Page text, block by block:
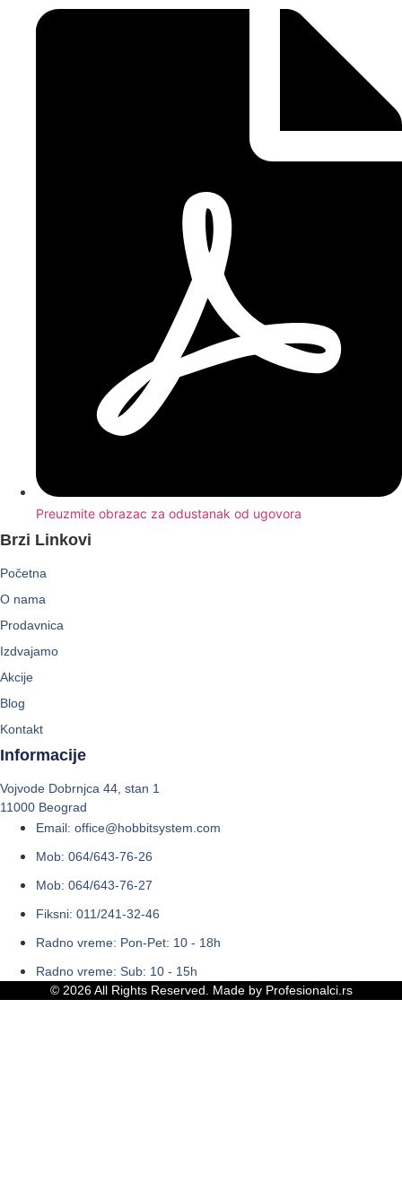
Preuzmite obrazac za odustanak od ugovora
Brzi Linkovi
Početna
O nama
Prodavnica
Izdvajamo
Akcije
Blog
Kontakt
Informacije
Vojvode Dobrnjca 44, stan 1
11000 Beograd
Email: office@hobbitsystem.com
Mob: 064/643-76-26
Mob: 064/643-76-27
Fiksni: 011/241-32-46
Radno vreme: Pon-Pet: 10 - 18h
Radno vreme: Sub: 10 - 15h
© 2026 All Rights Reserved. Made by Profesionalci.rs